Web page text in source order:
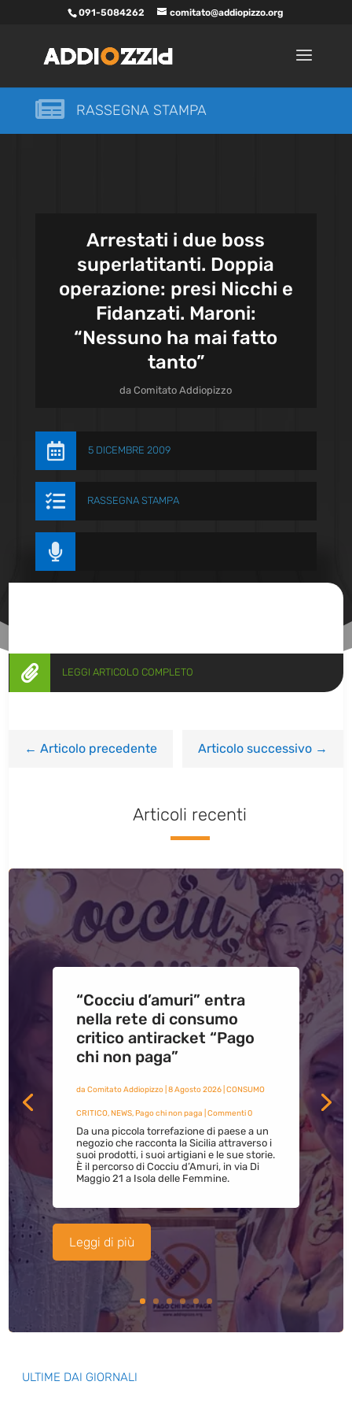
091-5084262 comitato@addiopizzo.org
 RASSEGNA STAMPA
Arrestati i due boss
superlatitanti. Doppia
operazione: presi Nicchi e
Fidanzati. Maroni:
“Nessuno ha mai fatto
tanto”
daComitato Addiopizzo
 5 DICEMBRE 2009
 RASSEGNA STAMPA

 LEGGI ARTICOLO COMPLETO
←Articolo precedente Articolo successivo→
Articoli recenti
“Cocciu d’amuri” entra
nella rete di consumo
critico antiracket “Pago
chi non paga”
da Comitato Addiopizzo| 8 Agosto 2026| CONSUMO
CRITICO,NEWS,Pago chi non paga | Commenti 0
Da una piccola torrefazione di paese a un
negozio che racconta la Sicilia attraverso i
suoi prodotti, i suoi artigiani e le sue storie.
È il percorso di Cocciu d’Amuri, in via Di
Maggio 21 a Isola delle Femmine.
Leggi di più
ULTIME DAI GIORNALI